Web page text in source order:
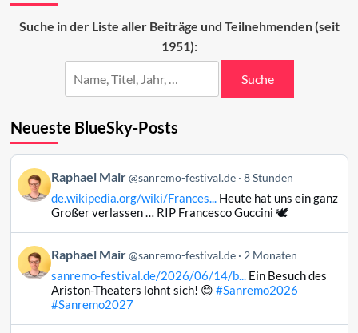
Sanremo
San
Marino
Suche in der Liste aller Beiträge und Teilnehmenden (seit
1951):
Suche
Neueste BlueSky-Posts
Beitrag
von
Raphael
Bluesky
ansehen
Raphael Mair @sanremo-festival.de 8 Stunden
de.wikipedia.org/wiki/Frances...Heute hat uns ein ganz
Großer verlassen … RIP Francesco Guccini 🕊️
Beitrag
von
Raphael
Raphael Mair @sanremo-festival.de 2 Monaten
sanremo-festival.de/2026/06/14/b...Ein Besuch des
Ariston-Theaters lohnt sich! 😊 #Sanremo2026
#Sanremo2027